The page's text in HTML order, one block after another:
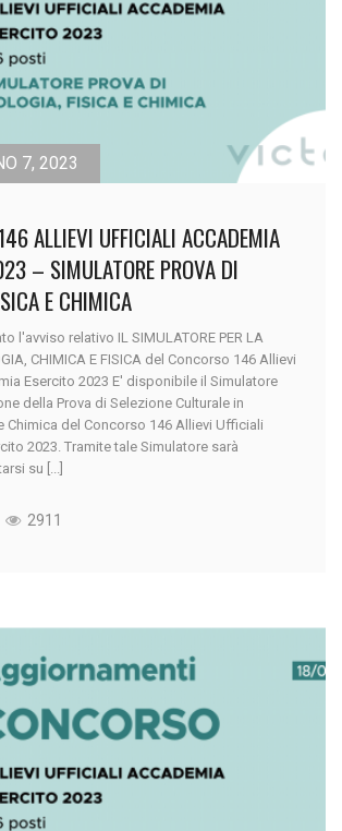
7, 2023
ALLIEVI UFFICIALI ACCADEMIA
– SIMULATORE PROVA DI
E CHIMICA
l'avviso relativo IL SIMULATORE PER LA
CHIMICA E FISICA del Concorso 146 Allievi
Esercito 2023 E' disponibile il Simulatore
della Prova di Selezione Culturale in
Chimica del Concorso 146 Allievi Ufficiali
2023. Tramite tale Simulatore sarà
su [...]
2911